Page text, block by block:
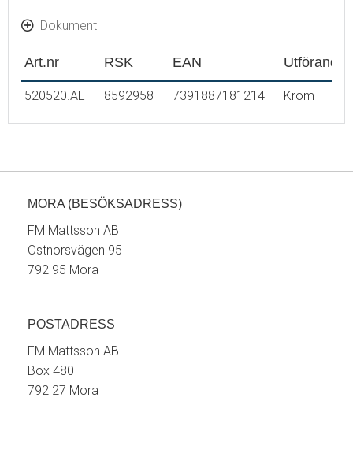
Dokument
Art.nr RSK EAN Utförande
520520.AE 8592958 7391887181214 Krom
MORA (BESÖKSADRESS)
FM Mattsson AB
Östnorsvägen 95
792 95 Mora
POSTADRESS
FM Mattsson AB
Box 480
792 27 Mora